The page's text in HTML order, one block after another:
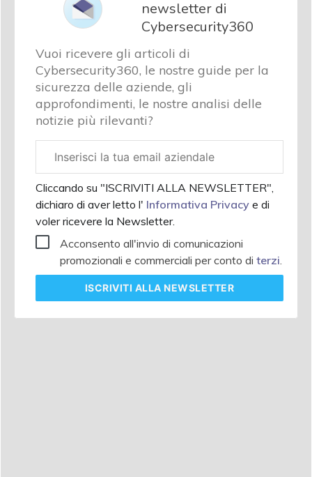
newsletter di
Cybersecurity360
Vuoi ricevere gli articoli di
Cybersecurity360, le nostre guide per la
sicurezza delle aziende, gli
approfondimenti, le nostre analisi delle
notizie più rilevanti?
aziendale
Cliccando su "ISCRIVITI ALLA NEWSLETTER",
dichiaro di aver letto l' Informativa Privacy e di
voler ricevere la Newsletter.
Acconsento all'invio di comunicazioni
promozionali e commerciali per conto di terzi
ISCRIVITI ALLA NEWSLETTER